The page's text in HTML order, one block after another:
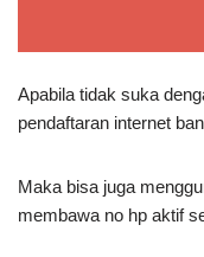
Apabila tidak suka
pendaftaran internet
Maka bisa juga
membawa no hp aktif